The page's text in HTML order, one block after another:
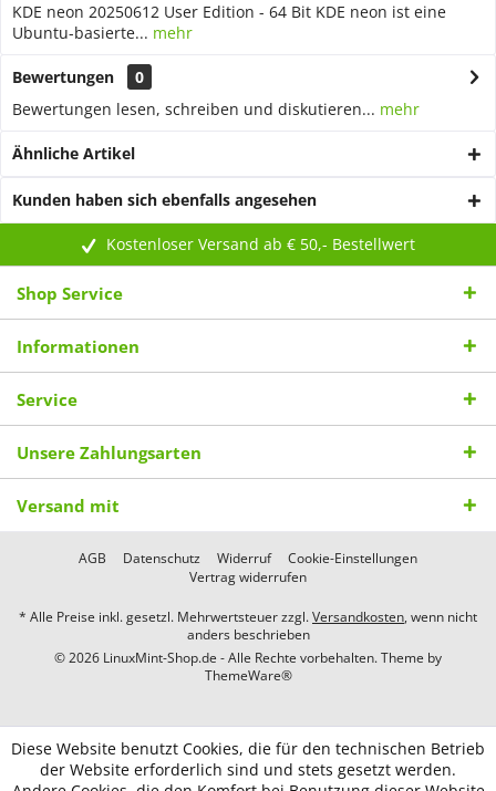
KDE neon 20250612 User Edition - 64 Bit KDE neon ist eine
Ubuntu-basierte... mehr
Bewertungen
0
Bewertungen lesen, schreiben und diskutieren... mehr
Ähnliche Artikel
Kunden haben sich ebenfalls angesehen
Kostenloser Versand ab € 50,- Bestellwert
Shop Service
Informationen
Service
Unsere Zahlungsarten
Versand mit
AGB Datenschutz Widerruf
Cookie-Einstellungen
Vertrag widerrufen
* Alle Preise inkl. gesetzl. Mehrwertsteuer zzgl.Versandkosten, wenn nicht
anders beschrieben
© 2026 LinuxMint-Shop.de - Alle Rechte vorbehalten. Theme by
ThemeWare®
Diese Website benutzt Cookies, die für den technischen Betrieb
der Website erforderlich sind und stets gesetzt werden.